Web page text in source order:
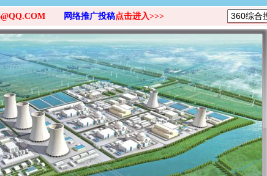
网络推广投稿点击进入>>>